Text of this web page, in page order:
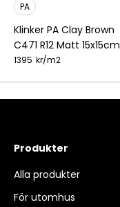
PA
Klinker PA Clay Brown
C471 R12 Matt 15x15cm
1395 kr/m2
Produkter
Alla produkter
För utomhus